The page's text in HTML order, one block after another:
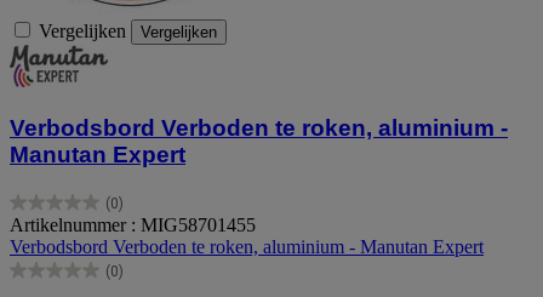
Vergelijken Vergelijken
Verbodsbord Verboden te roken, aluminium -
Manutan Expert
(0)
0.0
van
de
5
Artikelnummer : MIG58701455
Verbodsbord Verboden te roken, aluminium - Manutan Expert
(0)
0.0